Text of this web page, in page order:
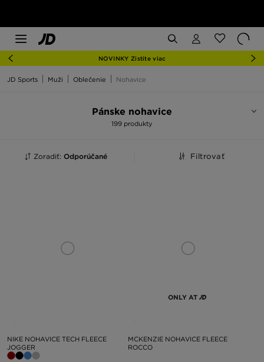
NOVINKY Zistite viac
JD Sports Muži Oblečenie Nohavice
Pánske nohavice
199 produkty
Zoradiť: Odporúčané Filtrovať
NIKE NOHAVICE TECH FLEECE
JOGGER
ONLY AT
MCKENZIE NOHAVICE FLEECE
ROCCO